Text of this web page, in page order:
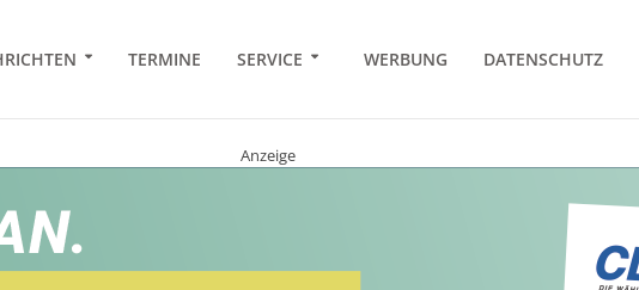
TERMINE SERVICE WERBUNG DATENSCHUTZ
Anzeige